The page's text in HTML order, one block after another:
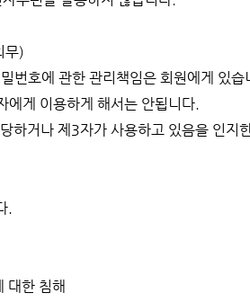
무)
번호에 관한 관리책임은 회원에게 있습
게 이용하게 해서는 안됩니다.
거나 제3자가 사용하고 있음을 인지
.
대한 침해